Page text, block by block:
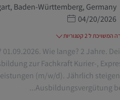
מיקום
Baden-Württemberg, Germany
תאריך פרסום
04/20/2026
ל 2 קטגוריות
Wie lange? 2 Jahre.
zur Fachkraft Kurier-,
(m/w/d). Jährlich
Ausbildungsvergütung